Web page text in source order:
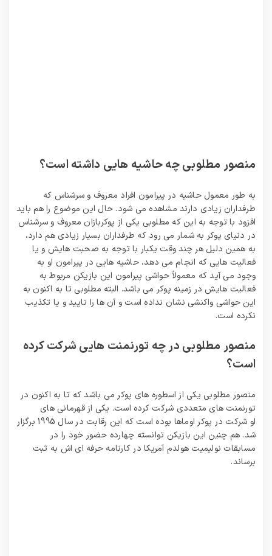
منصور مطلوبی چه حاشیه هایی داشته است؟
به طور معمول حاشیه در پیرامون افراد معروف و سرشناس که
طرفداران زیادی دارند مشاهده می شود. حال این موضوع را هم باید
افزود با توجه به این که مطلوبی یکی از پوکربازان معروف و سرشناس
در دنیای پوکر به شمار می‌ رود که طرفداران بسیار زیادی هم دارد،
به همین دلیل هر چند وقت یکبار با توجه به صحبت هایش و یا
فعالیت‌ هایی که انجام می‌ دهد، حاشیه هایی در پیرامون او به
وجود می‌ آید که معمولاً حواشی پیرامون این بازیکن مربوط به
فعالیت هایش در زمینه پوکر می باشد. البته مطلوبی تا به اکنون به
این حواشی واکنشی نشان نداده است و آن ها را تایید و یا تکذیب
نکرده است.
منصور مطلوبی در چه تورنمنت هایی شرکت کرده
است؟
منصور مطلوبی یکی از اسطوره های پوکر می باشد که تا به اکنون در
تورنمنت های متعددی شرکت کرده است. یکی از قهرمانی های
او شرکت در پوکر اوماها بوده است که این رقابت در سال 1995 برگزار
شد. هم چنین این بازیکن توانسته چهارده حضور خود را در
مسابقات نولیمیت هولدم آمریکا در کارنامه حرفه ای اش به ثبت
برساند.